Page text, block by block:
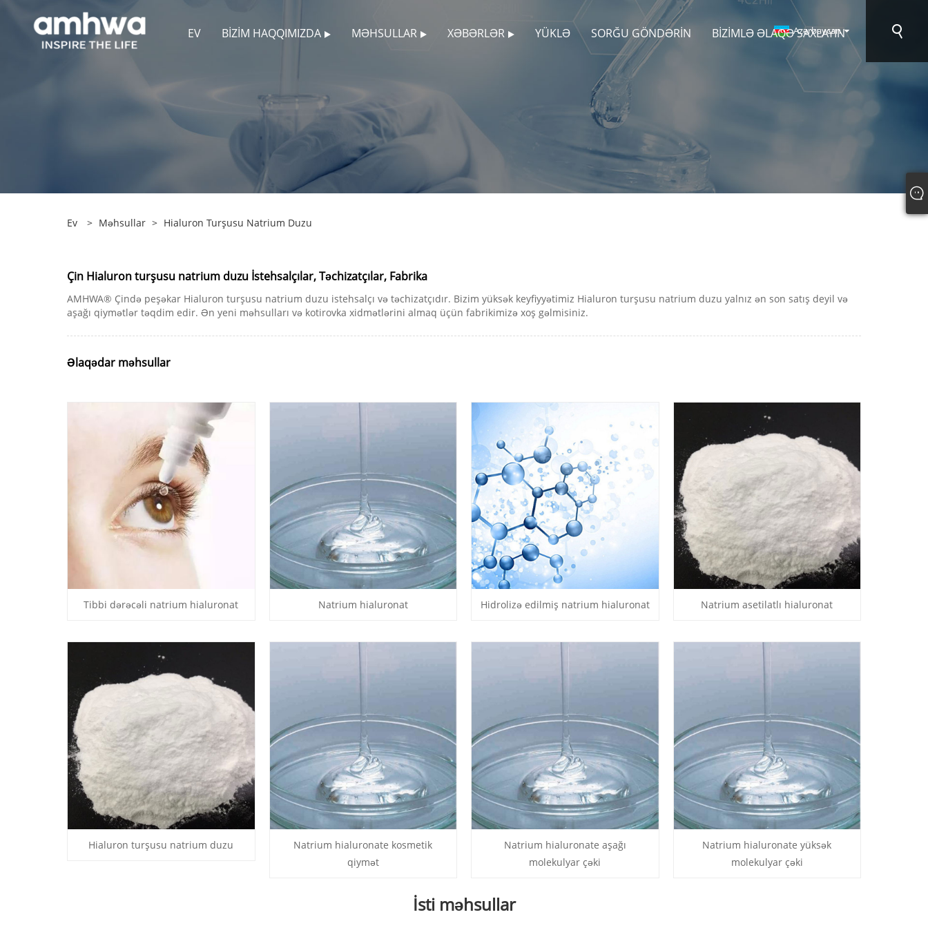
EV BIZIM HAQQIMIZDA MƏHSULLAR XƏBƏRLƏR YÜKLƏ SORĞU GÖNDƏRIN BIZIMLƏ ƏLAQƏ SAXLAYIN
Azərbaycan
Ev > Məhsullar > Hialuron Turşusu Natrium Duzu
Çin Hialuron turşusu natrium duzu İstehsalçılar, Təchizatçılar, Fabrika
AMHWA® Çində peşəkar Hialuron turşusu natrium duzu istehsalçı və təchizatçıdır. Bizim yüksək keyfiyyətimiz Hialuron turşusu natrium duzu yalnız ən son satış deyil və
aşağı qiymətlər təqdim edir. Ən yeni məhsulları və kotirovka xidmətlərini almaq üçün fabrikimizə xoş gəlmisiniz.
Əlaqədar məhsullar
Tibbi dərəcəli natrium hialuronat Natrium hialuronat Hidrolizə edilmiş natrium hialuronat Natrium asetilatlı hialuronat
Hialuron turşusu natrium duzu
Natrium hialuronate kosmetik
qiymət
Natrium hialuronate aşağı
molekulyar çəki
Natrium hialuronate yüksək
molekulyar çəki
İsti məhsullar